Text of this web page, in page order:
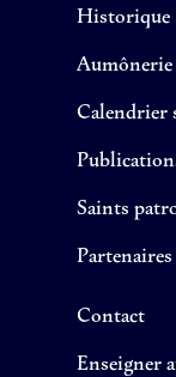
Historique
Aumônerie
Calendrier
Saints
Partenaires
Contact
Enseigner